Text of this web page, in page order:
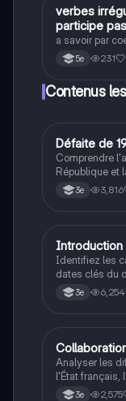
VAnglais
verbes
participe
a savoir par
5e 231
Contenus
DHistoire
Défaite de
Comprendre
République et
autoritaire de
3e 3,816
IHistoire
Introduction
Identifiez les
dates clés du
et dans le
3e 6,254
CHistoire
Analyser les
l'État français,
la Seconde
3e 2,575